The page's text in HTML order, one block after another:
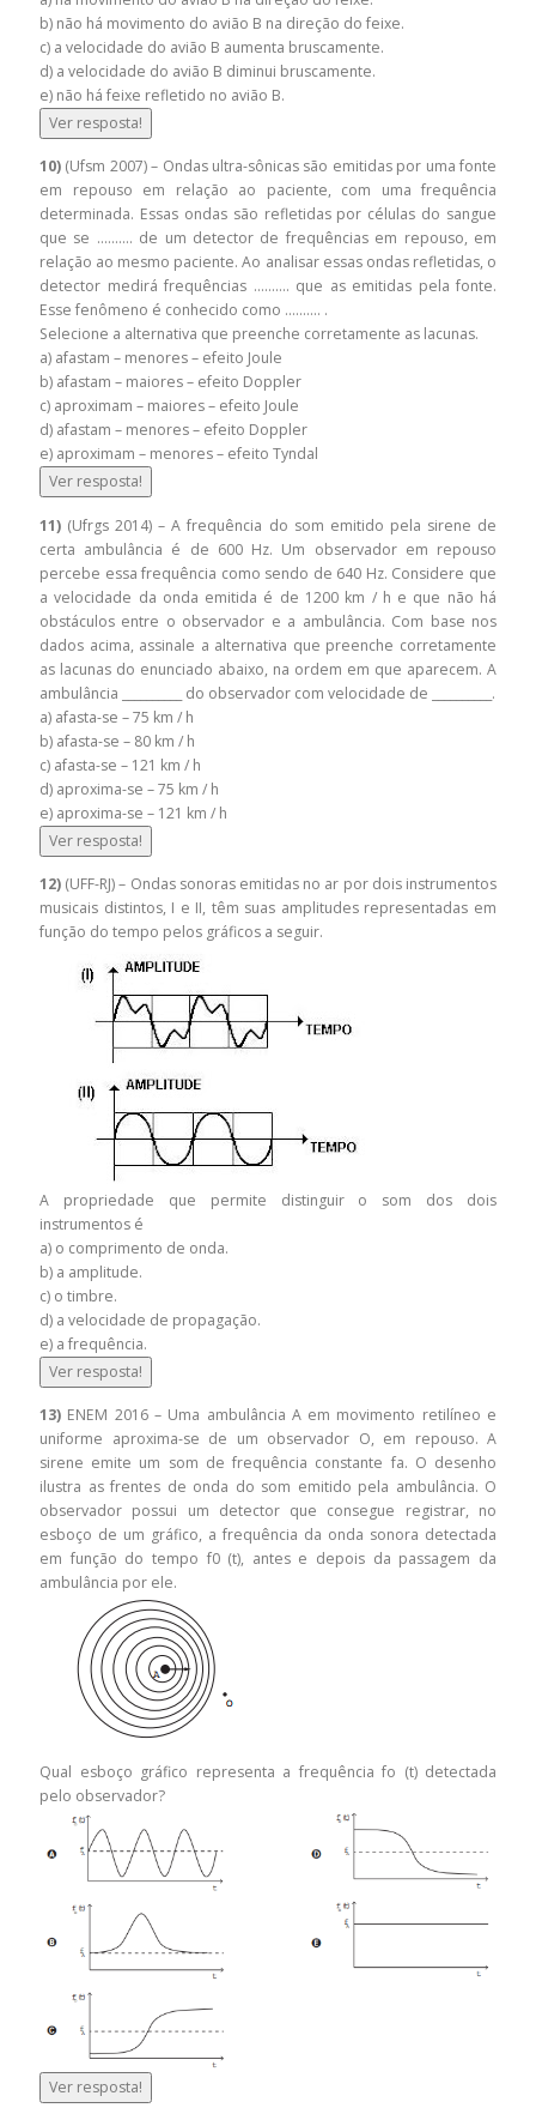
b) não há movimento do avião B na direção do feixe.
c) a velocidade do avião B aumenta bruscamente.
d) a velocidade do avião B diminui bruscamente.
e) não há feixe refletido no avião B.
Ver resposta!
10) (Ufsm 2007) – Ondas ultra-sônicas são emitidas por uma fonte
em repouso em relação ao paciente, com uma frequência
determinada. Essas ondas são refletidas por células do sangue
que se ………. de um detector de frequências em repouso, em
relação ao mesmo paciente. Ao analisar essas ondas refletidas, o
detector medirá frequências ………. que as emitidas pela fonte.
Esse fenômeno é conhecido como ………. .
Selecione a alternativa que preenche corretamente as lacunas.
a) afastam – menores – efeito Joule
b) afastam – maiores – efeito Doppler
c) aproximam – maiores – efeito Joule
d) afastam – menores – efeito Doppler
e) aproximam – menores – efeito Tyndal
Ver resposta!
11) (Ufrgs 2014) – A frequência do som emitido pela sirene de
certa ambulância é de 600 Hz. Um observador em repouso
percebe essa frequência como sendo de 640 Hz. Considere que
a velocidade da onda emitida é de 1200 km / h e que não há
obstáculos entre o observador e a ambulância. Com base nos
dados acima, assinale a alternativa que preenche corretamente
as lacunas do enunciado abaixo, na ordem em que aparecem. A
ambulância __________ do observador com velocidade de __________.
a) afasta-se – 75 km / h
b) afasta-se – 80 km / h
c) afasta-se – 121 km / h
d) aproxima-se – 75 km / h
e) aproxima-se – 121 km / h
Ver resposta!
12) (UFF-RJ) – Ondas sonoras emitidas no ar por dois instrumentos
musicais distintos, I e II, têm suas amplitudes representadas em
função do tempo pelos gráficos a seguir.
A propriedade que permite distinguir o som dos dois
instrumentos é
a) o comprimento de onda.
b) a amplitude.
c) o timbre.
d) a velocidade de propagação.
e) a frequência.
Ver resposta!
13) ENEM 2016 – Uma ambulância A em movimento retilíneo e
uniforme aproxima-se de um observador O, em repouso. A
sirene emite um som de frequência constante fa. O desenho
ilustra as frentes de onda do som emitido pela ambulância. O
observador possui um detector que consegue registrar, no
esboço de um gráfico, a frequência da onda sonora detectada
em função do tempo f0 (t), antes e depois da passagem da
ambulância por ele.
Qual esboço gráfico representa a frequência fo (t) detectada
pelo observador?
Ver resposta!